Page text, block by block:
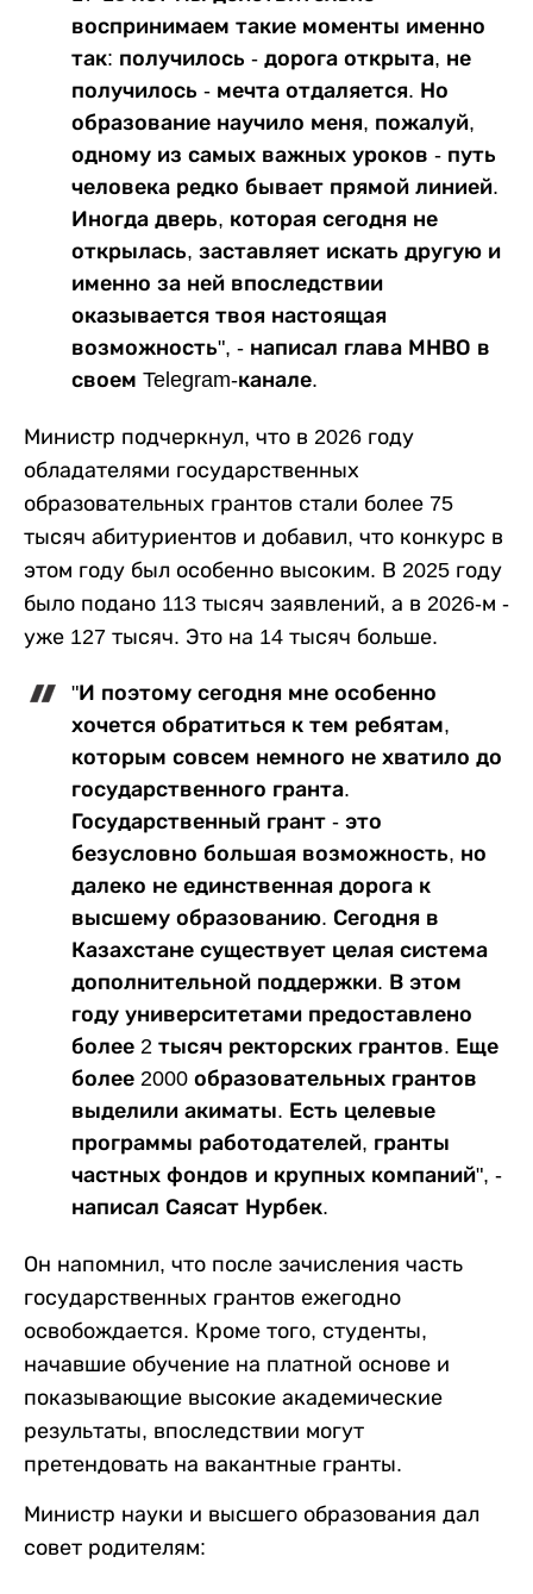
воспринимаем такие моменты именно
так: получилось - дорога открыта, не
получилось - мечта отдаляется. Но
образование научило меня, пожалуй,
одному из самых важных уроков - путь
человека редко бывает прямой линией.
Иногда дверь, которая сегодня не
открылась, заставляет искать другую и
именно за ней впоследствии
оказывается твоя настоящая
возможность", - написал глава МНВО в
своем Telegram-канале.
Министр подчеркнул, что в 2026 году
обладателями государственных
образовательных грантов стали более 75
тысяч абитуриентов и добавил, что конкурс в
этом году был особенно высоким. В 2025 году
было подано 113 тысяч заявлений, а в 2026-м -
уже 127 тысяч. Это на 14 тысяч больше.
"И поэтому сегодня мне особенно
хочется обратиться к тем ребятам,
которым совсем немного не хватило до
государственного гранта.
Государственный грант - это
безусловно большая возможность, но
далеко не единственная дорога к
высшему образованию. Сегодня в
Казахстане существует целая система
дополнительной поддержки. В этом
году университетами предоставлено
более 2 тысяч ректорских грантов. Еще
более 2000 образовательных грантов
выделили акиматы. Есть целевые
программы работодателей, гранты
частных фондов и крупных компаний", -
написал Саясат Нурбек.
Он напомнил, что после зачисления часть
государственных грантов ежегодно
освобождается. Кроме того, студенты,
начавшие обучение на платной основе и
показывающие высокие академические
результаты, впоследствии могут
претендовать на вакантные гранты.
Министр науки и высшего образования дал
совет родителям: